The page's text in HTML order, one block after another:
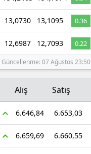
13,0730 13,1095 0.36
12,6987 12,7093 0.22
Güncellenme: 07 Ağustos 23:50
Alış Satış
6.646,84 6.653,03
6.659,69 6.660,55